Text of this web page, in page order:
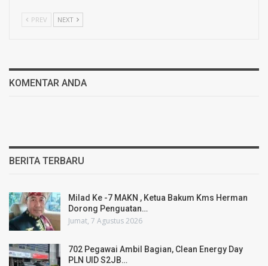
PREV NEXT
KOMENTAR ANDA
BERITA TERBARU
Milad Ke -7 MAKN , Ketua Bakum Kms Herman
Dorong Penguatan…
Jumat, 7 Agustus 2026
702 Pegawai Ambil Bagian, Clean Energy Day
PLN UID S2JB…